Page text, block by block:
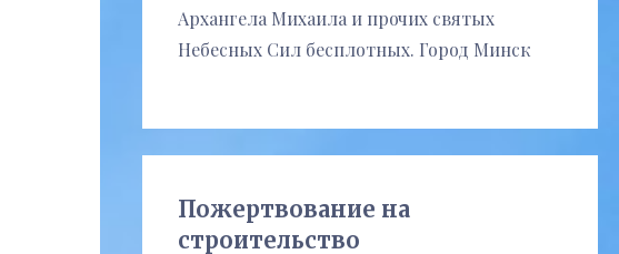
Архангела Михаила и прочих святых
Небесных Сил бесплотных. Город Минск
Пожертвование на
строительство